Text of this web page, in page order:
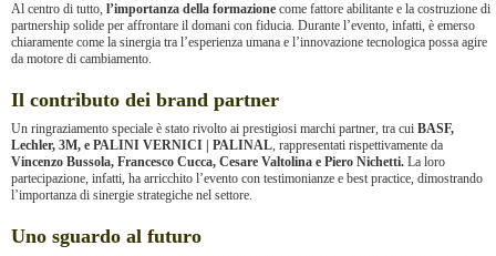
Al centro di tutto, l’importanza della formazione come fattore abilitante e la costruzione di
partnership solide per affrontare il domani con fiducia. Durante l’evento, infatti, è emerso
chiaramente come la sinergia tra l’esperienza umana e l’innovazione tecnologica possa agire
da motore di cambiamento.
Il contributo dei brand partner
Un ringraziamento speciale è stato rivolto ai prestigiosi marchi partner, tra cui BASF,
Lechler, 3M, e PALINI VERNICI | PALINAL, rappresentati rispettivamente da
Vincenzo Bussola, Francesco Cucca, Cesare Valtolina e Piero Nichetti. La loro
partecipazione, infatti, ha arricchito l’evento con testimonianze e best practice, dimostrando
l’importanza di sinergie strategiche nel settore.
Uno sguardo al futuro